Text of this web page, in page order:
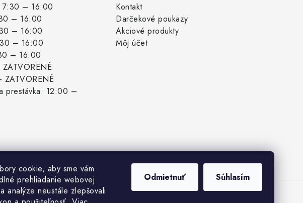
cookie, aby sme vám
prehliadanie webovej
analýze neustále zlepšovali
Odmietnuť Súhlasím
7:30 – 16:00
– 16:00
– 16:00
– 16:00
– 16:00
prestávka: 12:00 –
Kontakt
Darčekové poukazy
Akciové produkty
Môj účet